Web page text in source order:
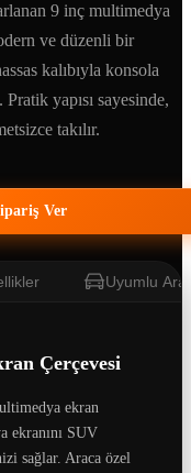
9 inç multimedya
ve düzenli bir
kalıbıyla konsola
yapısı sayesinde,
takılır.
Ver
Uyumlu
Çerçevesi
ekran
ekranını SUV
sağlar. Araca özel